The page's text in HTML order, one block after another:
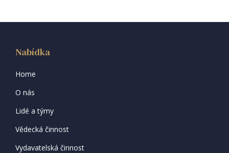
Nabídka
Home
O nás
Lidé a týmy
Vědecká činnost
Vydavatelská činnost